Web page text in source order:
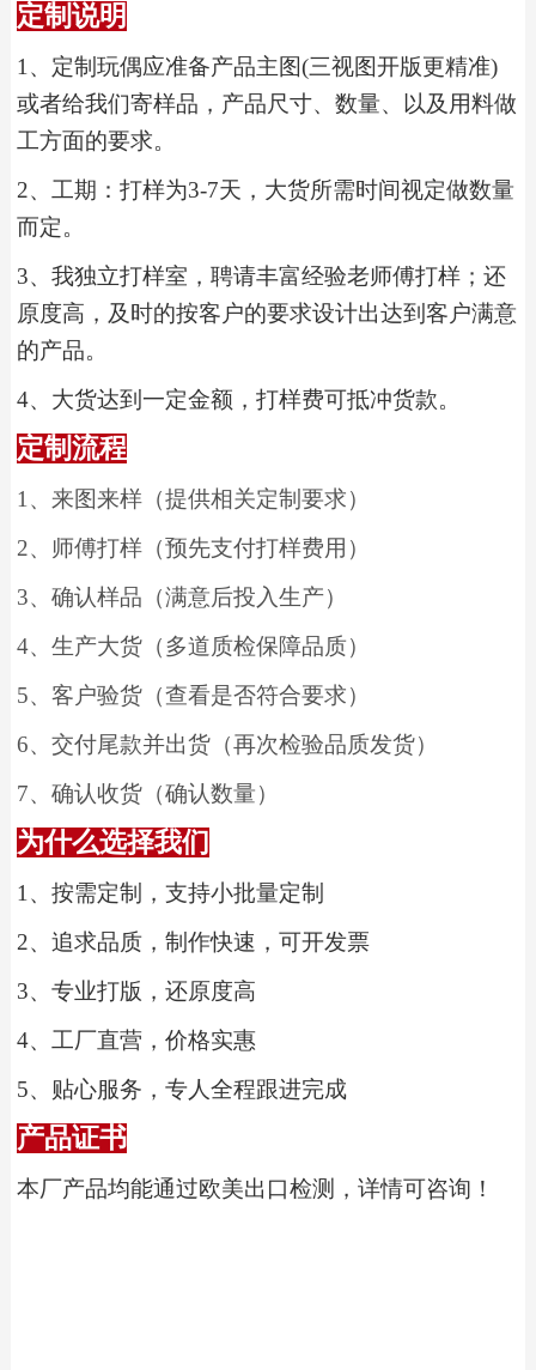
定制说明
1 、 定制玩偶应准备产品主图(三视图开版更精准)
或者给我们寄样品，产品尺寸、数量、以及用料做
工方面的要求。
2、工期：打样为3-7天，大货所需时间视定做数量
而定。
3、我独立打样室，聘请丰富经验老师傅打样；还
原度高，及时的按客户的要求设计出达到客户满意
的产品。
4、 大货达到一定金额，打样费可抵冲货款。
定制流程
1 、 来图来样（提供相关定制要求）
2、 师傅打样（预先支付打样费用）
3、 确认样品（满意后投入生产）
4、 生产大货（多道质检保障品质）
5、 客户验货（查看是否符合要求）
6、 交付尾款并出货（再次检验品质发货）
7、 确认收货（确认数量）
为什么选择我们
1、 按需定制，支持小批量定制
2、 追求品质，制作快速，可开发票
3、 专业打版，还原度高
4、 工厂直营，价格实惠
5、 贴心服务，专人全程跟进完成
产品证书
本厂产品均能通过欧美出口检测，详情可咨询！